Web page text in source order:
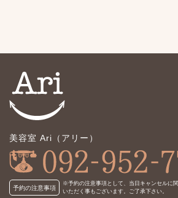
美容室 Ari（アリー）
予約の注意事項
※予約の注意事項として、当日キャンセルに
いただく事もございます。ご了承下さい。